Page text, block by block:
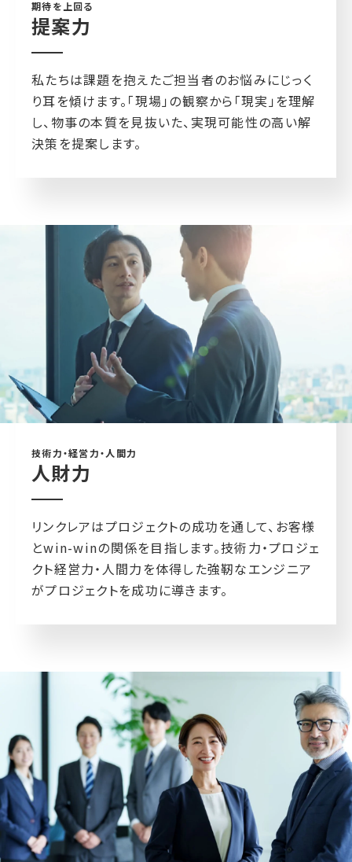
期待を上回る
提案力
私たちは課題を抱えたご担当者のお悩みにじっく
り耳を傾けます。「現場」の観察から「現実」を理解
し、物事の本質を見抜いた、実現可能性の高い解
決策を提案します。
技術力・経営力・人間力
人財力
リンクレアはプロジェクトの成功を通して、お客様
とwin-winの関係を目指します。技術力・プロジェ
クト経営力・人間力を体得した強靭なエンジニア
がプロジェクトを成功に導きます。